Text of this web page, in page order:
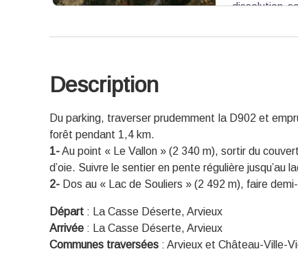
Voir l'image en plein écran
dissolution
dolomitiques surplombantes, qui se fracturent
monuments et sites naturels, et bénéficie ainsi
Description
Du parking, traverser prudemment la D902 et
forêt pendant 1,4 km.
1-Au point « Le Vallon » (2 340 m), sortir du
d’oie. Suivre le sentier en pente régulière jusqu’au
2- Dos au « Lac de Souliers » (2 492 m), faire
Départ :
La Casse Déserte, Arvieux
Arrivée :
La Casse Déserte, Arvieux
Communes traversées : Arvieux et Château-Ville-